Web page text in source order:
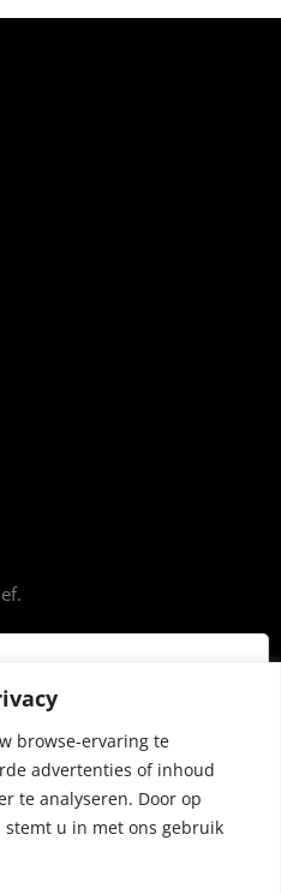
browse-ervaring te
advertenties of inhoud
te analyseren. Door op
stemt u in met ons gebruik